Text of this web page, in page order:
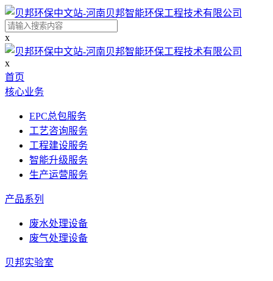
x
x
首页
核心业务
EPC总包服务
工艺咨询服务
工程建设服务
智能升级服务
生产运营服务
产品系列
废水处理设备
废气处理设备
贝邦实验室